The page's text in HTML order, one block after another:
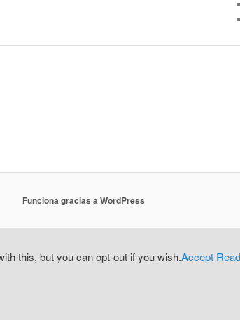
Funciona gracias a WordPress
this, but you can opt-out if you wish.Accept